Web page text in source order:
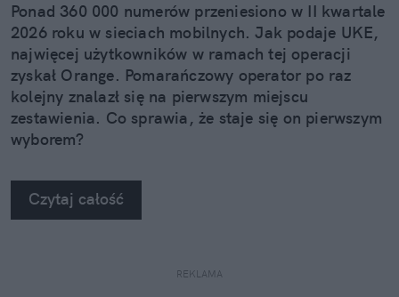
Ponad 360 000 numerów przeniesiono w II kwartale
2026 roku w sieciach mobilnych. Jak podaje UKE,
najwięcej użytkowników w ramach tej operacji
zyskał Orange. Pomarańczowy operator po raz
kolejny znalazł się na pierwszym miejscu
zestawienia. Co sprawia, że staje się on pierwszym
wyborem?
Czytaj całość
REKLAMA